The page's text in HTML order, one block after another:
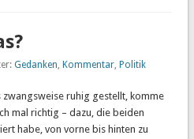
Gedanken, Kommentar, Politik
ruhig gestellt, komme
mal richtig – dazu, die beiden
habe, von vorne bis hinten zu